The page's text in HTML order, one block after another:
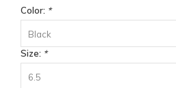
Color: *
Black
Size: *
6.5